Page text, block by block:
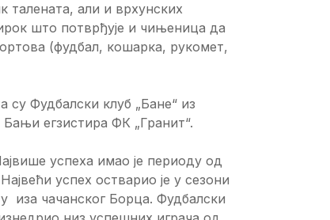
али и врхунских
што потврђује и чињеница да
(фудбал, кошарка, рукомет,
су Фудбалски клуб „Бане“ из
егзистира ФК „Гранит“.
успеха имао је периоду од
успех остварио је у сезони
иза чачанског Борца. Фудбалски